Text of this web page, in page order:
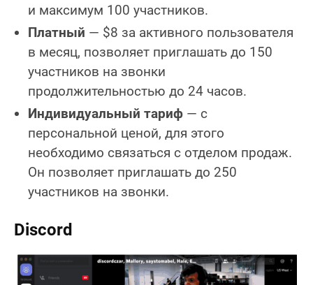
и максимум 100 участников.
Платный — $8 за активного пользователя
в месяц, позволяет приглашать до 150
участников на звонки
продолжительностью до 24 часов.
Индивидуальный тариф — с
персональной ценой, для этого
необходимо связаться с отделом продаж.
Он позволяет приглашать до 250
участников на звонки.
Discord